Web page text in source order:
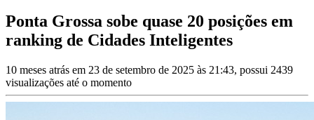
Ponta Grossa sobe quase 20 posições em
ranking de Cidades Inteligentes
10 meses atrás em 23 de setembro de 2025 às 21:43, possui 2439
visualizações até o momento